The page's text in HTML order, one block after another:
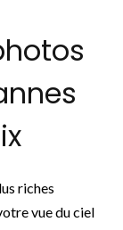
riches
vue du ciel